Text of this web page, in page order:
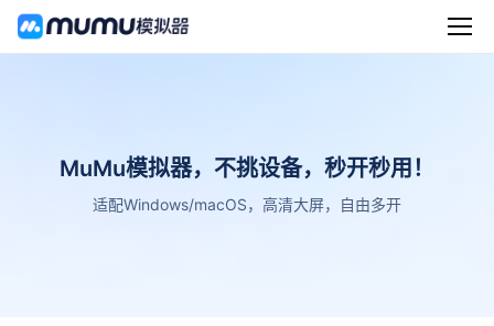
MuMu模拟器，不挑设备，秒开秒用！
适配Windows/macOS，高清大屏，自由多开